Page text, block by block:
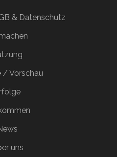
& Datenschutz
/ Vorschau
uns